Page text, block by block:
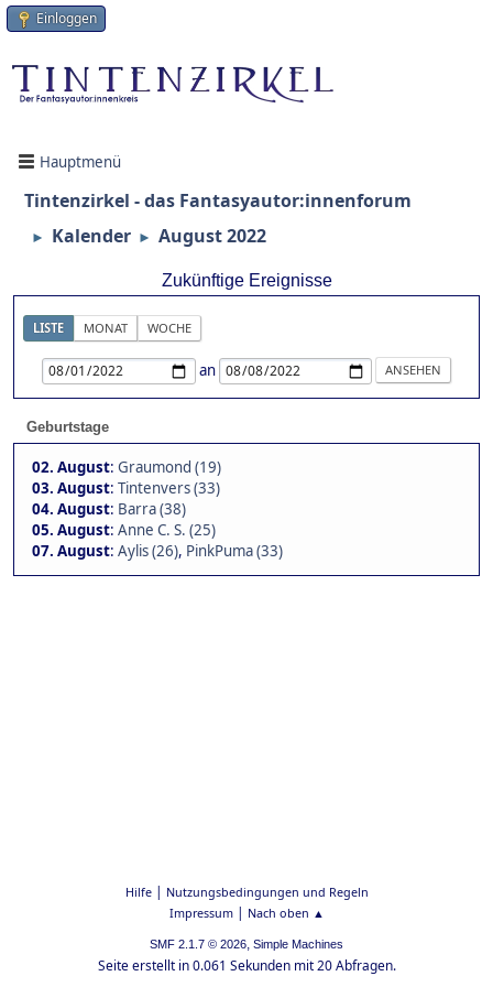
Einloggen
Hauptmenü
Tintenzirkel - das Fantasyautor:innenforum
► Kalender ► August 2022
Zukünftige Ereignisse
LISTE MONAT WOCHE
an
Geburtstage
02. August: Graumond (19)
03. August: Tintenvers (33)
04. August: Barra (38)
05. August: Anne C. S. (25)
07. August: Aylis (26), PinkPuma (33)
Hilfe| Nutzungsbedingungen und Regeln
Impressum| Nach oben ▲
SMF 2.1.7 © 2026, Simple Machines
Seite erstellt in 0.061 Sekunden mit 20 Abfragen.